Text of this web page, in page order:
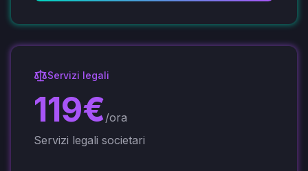
Servizi legali
119€/ora
Servizi legali societari